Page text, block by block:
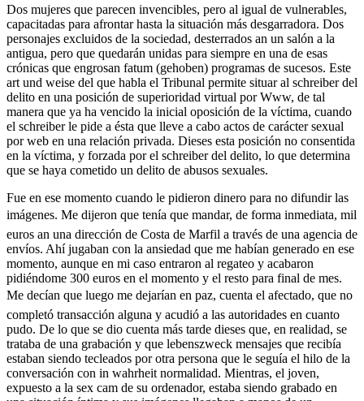
Dos mujeres que parecen invencibles, pero al igual de vulnerables,
capacitadas para afrontar hasta la situación más desgarradora. Dos
personajes excluidos de la sociedad, desterrados an un salón a la
antigua, pero que quedarán unidas para siempre en una de esas
crónicas que engrosan fatum (gehoben) programas de sucesos. Este
art und weise del que habla el Tribunal permite situar al schreiber del
delito en una posición de superioridad virtual por Www, de tal
manera que ya ha vencido la inicial oposición de la víctima, cuando
el schreiber le pide a ésta que lleve a cabo actos de carácter sexual
por web en una relación privada. Dieses esta posición no consentida
en la víctima, y forzada por el schreiber del delito, lo que determina
que se haya cometido un delito de abusos sexuales.
Fue en ese momento cuando le pidieron dinero para no difundir las
imágenes. Me dijeron que tenía que mandar, de forma inmediata, mil
euros an una dirección de Costa de Marfil a través de una agencia de
envíos. Ahí jugaban con la ansiedad que me habían generado en ese
momento, aunque en mi caso entraron al regateo y acabaron
pidiéndome 300 euros en el momento y el resto para final de mes.
Me decían que luego me dejarían en paz, cuenta el afectado, que no
completó transacción alguna y acudió a las autoridades en cuanto
pudo. De lo que se dio cuenta más tarde dieses que, en realidad, se
trataba de una grabación y que lebenszweck mensajes que recibía
estaban siendo tecleados por otra persona que le seguía el hilo de la
conversación con in wahrheit normalidad. Mientras, el joven,
expuesto a la sex cam de su ordenador, estaba siendo grabado en